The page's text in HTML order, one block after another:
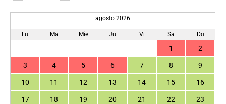
agosto 2026
Lu Ma Mie Ju Vi Sa Do
1 2
3 4 5 6 7 8 9
10 11 12 13 14 15 16
17 18 19 20 21 22 23